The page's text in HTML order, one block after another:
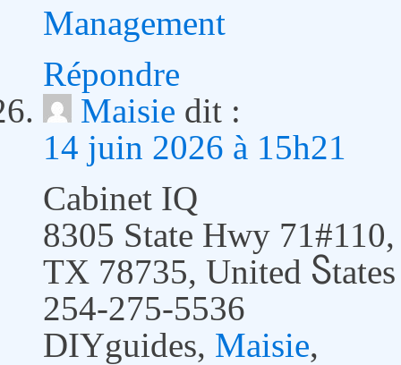
Management
Répondre
Maisie dit :
14 juin 2026 à 15h21
Cabinet IQ
8305 Ѕtate Hwy
TX 78735, United Ⴝtates
254-275-5536
DIYguides, Maisie,